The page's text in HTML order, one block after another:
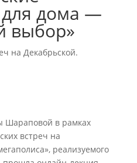
дома —
выбор»
на Декабрьской.
Шараповой в рамках
встреч на
реализуемого